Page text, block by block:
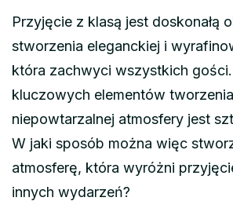
Przyjęcie z klasą jest doskonałą
stworzenia eleganckiej i
która zachwyci wszystkich
kluczowych elementów tworzenia
niepowtarzalnej atmosfery jest
W jaki sposób można więc
atmosferę, która wyróżni
innych wydarzeń?